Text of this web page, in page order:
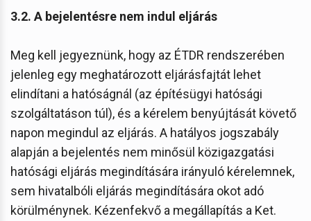
3.2. A bejelentésre nem indul eljárás
Meg kell jegyeznünk, hogy az ÉTDR rendszerében
jelenleg egy meghatározott eljárásfajtát lehet
elindítani a hatóságnál (az építésügyi hatósági
szolgáltatáson túl), és a kérelem benyújtását követő
napon megindul az eljárás. A hatályos jogszabály
alapján a bejelentés nem minősül közigazgatási
hatósági eljárás megindítására irányuló kérelemnek,
sem hivatalbóli eljárás megindítására okot adó
körülménynek. Kézenfekvő a megállapítás a Ket.